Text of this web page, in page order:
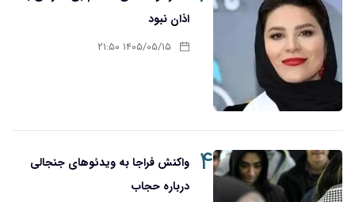
اذان نبود
۱۴۰۵/۰۵/۱۵ ۲۱:۵۰
۴
واکنش فراجا به ویدئوهای جنجالی
درباره حجاب